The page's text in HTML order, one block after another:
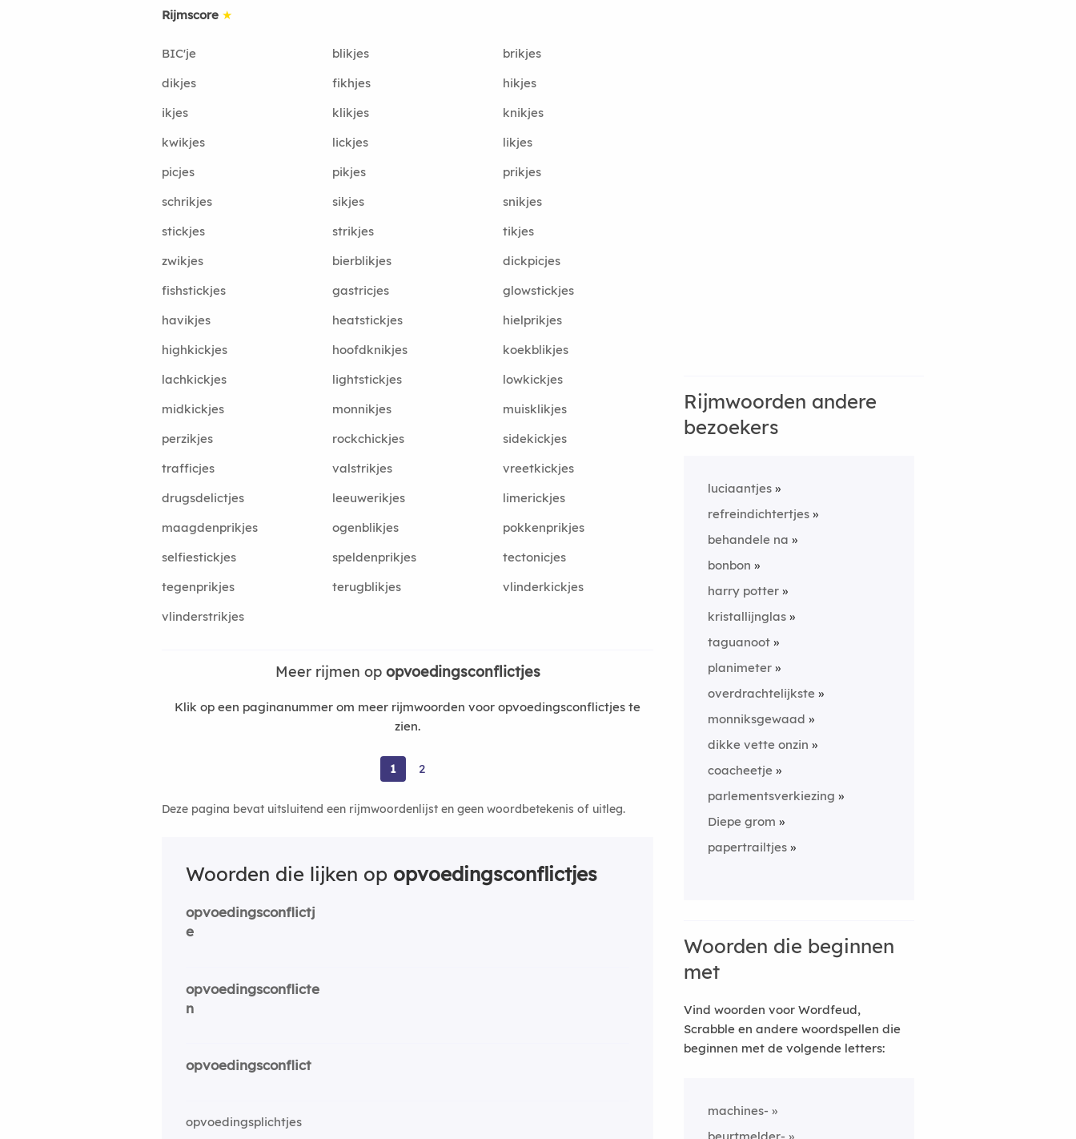
Rijmscore ★
BIC'je blikjes
brikjes
dikjes
fikhjes
hikjes
ikjes
klikjes
knikjes
kwikjes
lickjes
likjes
picjes
pikjes
prikjes
schrikjes
sikjes
snikjes
stickjes
strikjes
tikjes
zwikjes
bierblikjes
dickpicjes
fishstickjes
gastricjes
glowstickjes
havikjes
heatstickjes
hielprikjes
highkickjes
hoofdknikjes
koekblikjes
lachkickjes
lightstickjes
lowkickjes
midkickjes
monnikjes
muisklikjes
perzikjes
rockchickjes
sidekickjes
trafficjes
valstrikjes
vreetkickjes
drugsdelictjes
leeuwerikjes
limerickjes
maagdenprikjes
ogenblikjes
pokkenprikjes
selfiestickjes
speldenprikjes
tectonicjes
tegenprikjes
terugblikjes
vlinderkickjes
vlinderstrikjes
Meer rijmen op opvoedingsconflictjes
Klik op een paginanummer om meer rijmwoorden voor opvoedingsconflictjes te
zien.
1 2
Deze pagina bevat uitsluitend een rijmwoordenlijst en geen woordbetekenis of uitleg.
Woorden die lijken op opvoedingsconflictjes
opvoedingsconflictj
e
opvoedingsconflicte
n
opvoedingsconflict
opvoedingsplichtjes
Rijmwoorden andere
bezoekers
luciaantjes
refreindichtertjes
behandele na
bonbon
harry potter
kristallijnglas
taguanoot
planimeter
overdrachtelijkste
monniksgewaad
dikke vette onzin
coacheetje
parlementsverkiezing
Diepe grom
papertrailtjes
Woorden die beginnen
met
Vind woorden voor Wordfeud,
Scrabble en andere woordspellen die
beginnen met de volgende letters:
machines-